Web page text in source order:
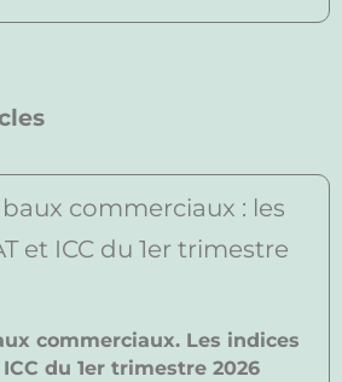
commerciaux. Les indices
ICC du 1er trimestre 2026